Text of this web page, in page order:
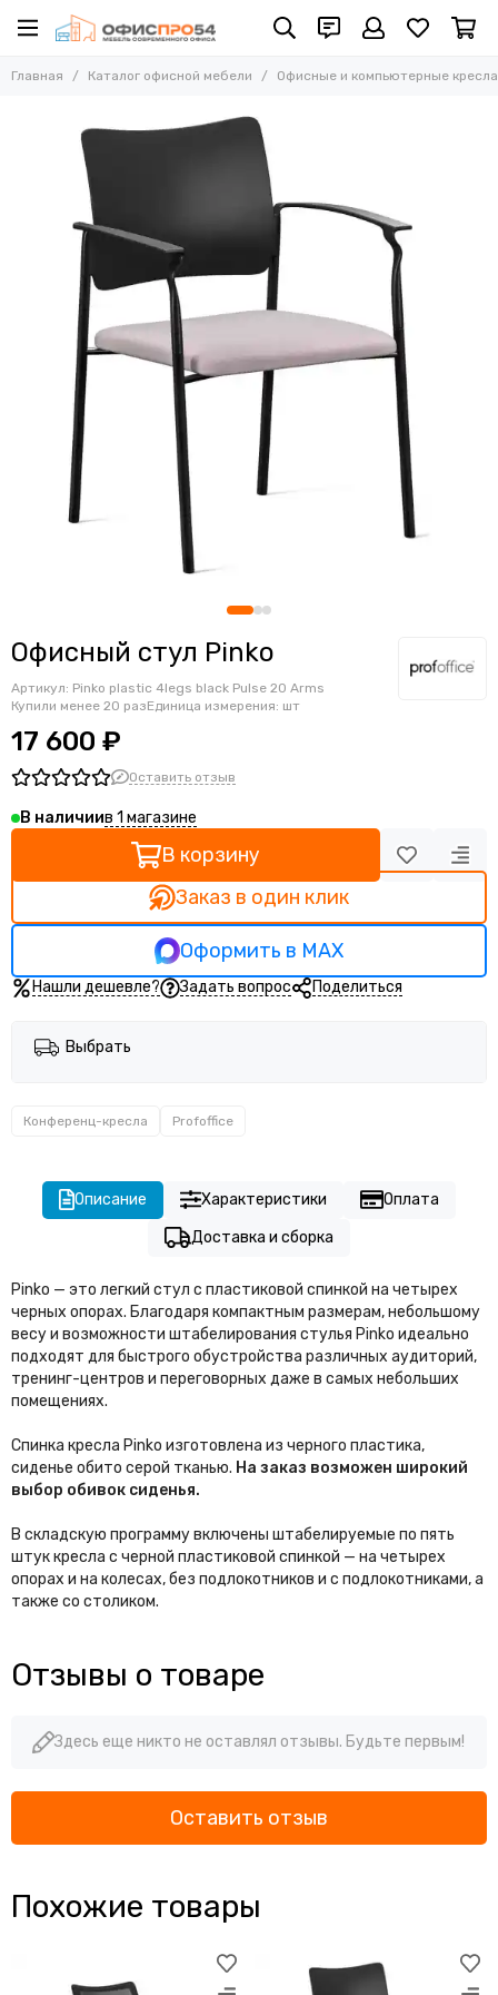
Офисные и компьютерные кресла
Складные стулья
Офисные кресла для персонала
Кресла для руководителей
Усиленные кресла (до 250 кг)
Конференц-кресла
Эргономичные кресла
Кресла для домашнего офиса
Офисные кресла Samurai
Офисные кресла Ergolife
Офисные кресла Yoga
Офисные кресла Move
Стулья барные
Реклайнер кресла
Многоместные секции
Ортопедические кресла
Главная Каталог офисной мебели Офисные и компьютерные кресла
Офисный стул Pinkо
Артикул: Pinko plastic 4legs black Pulse 20 Arms
Купили менее 20 разЕдиница измерения: шт
17 600 ₽
Оставить отзыв
В наличиив 1 магазине
В корзину
Заказ в один клик
Оформить в MAX
Нашли дешевле? Задать вопрос Поделиться
Выбрать
Конференц-кресла Profoffice
Описание Характеристики
Оплата
Доставка и сборка
Pinko — это легкий стул с пластиковой спинкой на четырех
черных опорах. Благодаря компактным размерам, небольшому
весу и возможности штабелирования стулья Pinko идеально
подходят для быстрого обустройства различных аудиторий,
тренинг-центров и переговорных даже в самых небольших
помещениях.
Спинка кресла Pinko изготовлена из черного пластика,
сиденье обито серой тканью. На заказ возможен широкий
выбор обивок сиденья.
В складскую программу включены штабелируемые по пять
штук кресла с черной пластиковой спинкой — на четырех
опорах и на колесах, без подлокотников и с подлокотниками, а
также со столиком.
Отзывы о товаре
Здесь еще никто не оставлял отзывы. Будьте первым!
Оставить отзыв
Похожие товары